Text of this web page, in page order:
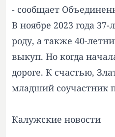
- сообщает
В ноябре 2023 года
роду, а также 40-
выкуп. Но когда
дороге. К счастью,
младший соучастник
Калужские новости